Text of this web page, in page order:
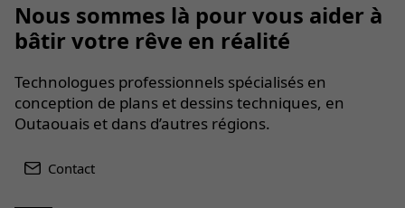
Nous sommes là pour vous aider à
bâtir votre rêve en réalité
Technologues professionnels spécialisés en
conception de plans et dessins techniques, en
Outaouais et dans d’autres régions.
Contact